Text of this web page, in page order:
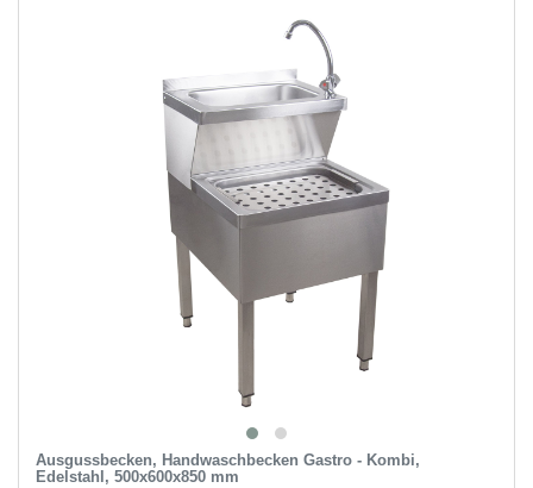
Ausgussbecken, Handwaschbecken Gastro - Kombi,
Edelstahl, 500x600x850 mm